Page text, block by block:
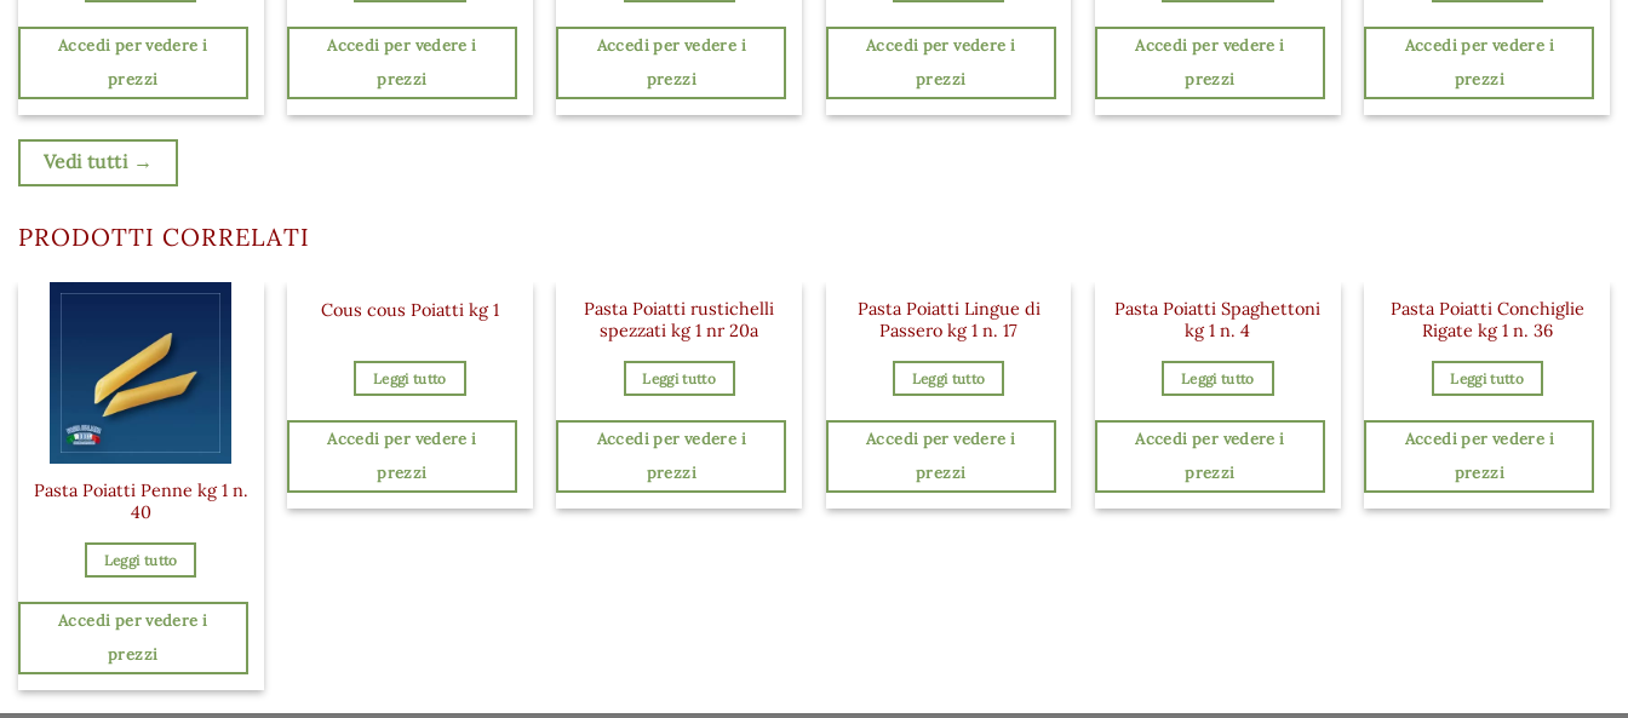
Accedi per vedere i
prezzi
Accedi per vedere i
prezzi
Accedi per vedere i
prezzi
Accedi per vedere i
prezzi
Accedi per vedere i
prezzi
Accedi per vedere i
prezzi
Vedi tutti →
PRODOTTI CORRELATI
Pasta Poiatti Penne kg 1 n.
40
Leggi tutto
Accedi per vedere i
prezzi
Cous cous Poiatti kg 1
Leggi tutto
Accedi per vedere i
prezzi
Pasta Poiatti rustichelli
spezzati kg 1 nr 20a
Leggi tutto
Accedi per vedere i
prezzi
Pasta Poiatti Lingue di
Passero kg 1 n. 17
Leggi tutto
Accedi per vedere i
prezzi
Pasta Poiatti Spaghettoni
kg 1 n. 4
Leggi tutto
Accedi per vedere i
prezzi
Pasta Poiatti Conchiglie
Rigate kg 1 n. 36
Leggi tutto
Accedi per vedere i
prezzi